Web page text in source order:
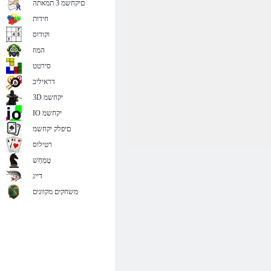
םיקחשמ 3 תמאתה
חידות
וקודוס
המוז
סירטט
דראיליב
3D יקחשמ
IO יקחשמ
םיפלק יקחשמ
רטילוס
טָמְחַׁש
דייג
משחקים מקוונים